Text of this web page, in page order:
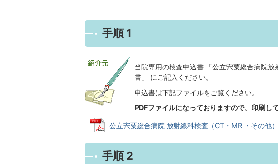
手順 1
当院専用の検査申込書 「公立宍粟総合病院
書」 にご記入ください。
申込書は下記ファイルをご覧ください。
PDFファイルになっておりますので、印刷し
公立宍粟総合病院 放射線科検査（CT・MRI・その他
手順 2